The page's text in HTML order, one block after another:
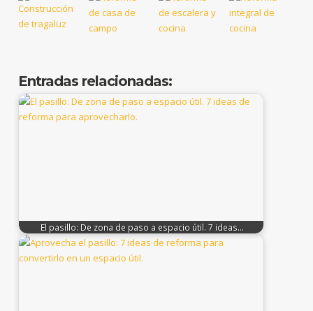
Entradas relacionadas:
El pasillo: De zona de paso a espacio útil. 7 ideas…